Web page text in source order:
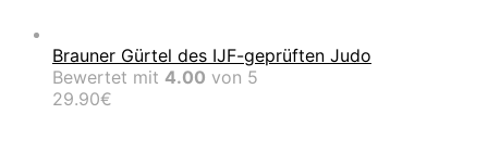
Brauner Gürtel des IJF-geprüften Judo
Bewertet mit 4.00 von 5
29.90€